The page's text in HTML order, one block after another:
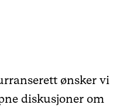
ønsker vi
diskusjoner om